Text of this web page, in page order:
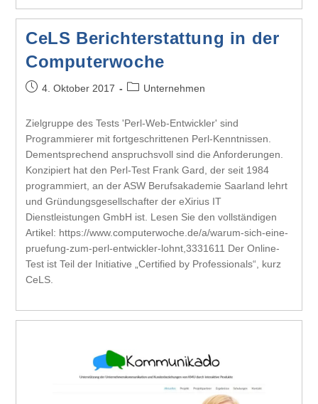
CeLS Berichterstattung in der
Computerwoche
4. Oktober 2017 Unternehmen
Zielgruppe des Tests 'Perl-Web-Entwickler' sind
Programmierer mit fortgeschrittenen Perl-Kenntnissen.
Dementsprechend anspruchsvoll sind die Anforderungen.
Konzipiert hat den Perl-Test Frank Gard, der seit 1984
programmiert, an der ASW Berufsakademie Saarland lehrt
und Gründungsgesellschafter der eXirius IT
Dienstleistungen GmbH ist. Lesen Sie den vollständigen
Artikel: https://www.computerwoche.de/a/warum-sich-eine-
pruefung-zum-perl-entwickler-lohnt,3331611 Der Online-
Test ist Teil der Initiative „Certified by Professionals“, kurz
CeLS.